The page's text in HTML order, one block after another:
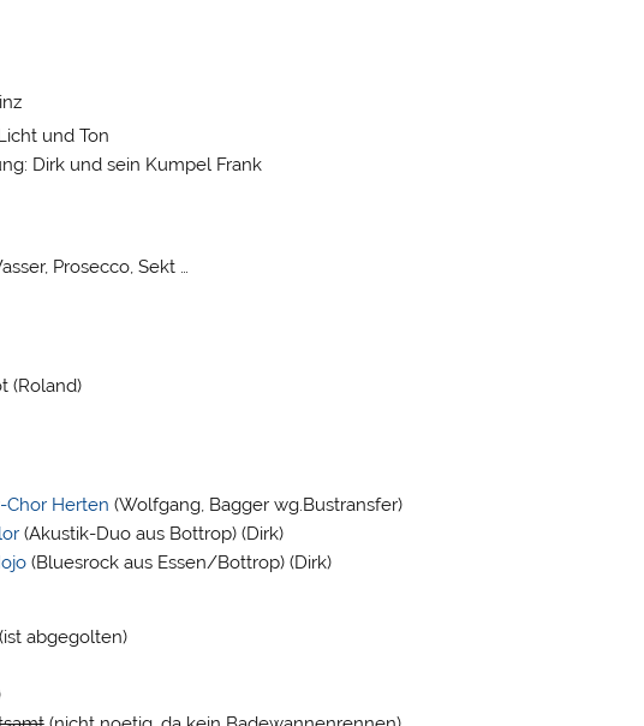
und Ton
Dirk und sein Kumpel Frank
Prosecco, Sekt …
(Roland)
Chor Herten (Wolfgang, Bagger wg.Bustransfer)
(Akustik-Duo aus Bottrop) (Dirk)
(Bluesrock aus Essen/Bottrop) (Dirk)
abgegolten)